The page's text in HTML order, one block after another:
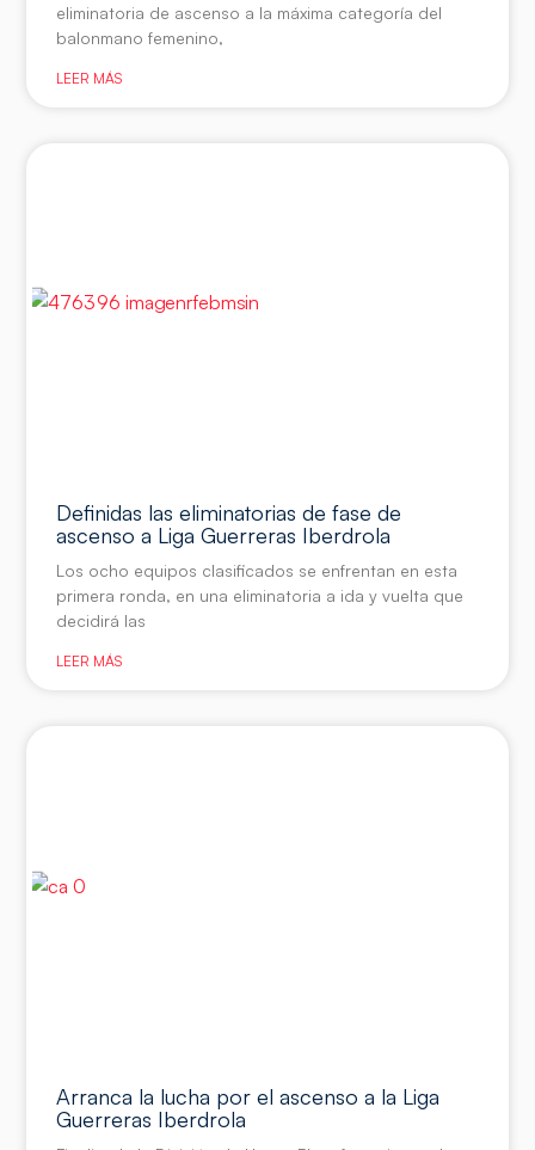
eliminatoria de ascenso a la máxima categoría del
balonmano femenino,
LEER MÁS
Definidas las eliminatorias de fase de
ascenso a Liga Guerreras Iberdrola
Los ocho equipos clasificados se enfrentan en esta
primera ronda, en una eliminatoria a ida y vuelta que
decidirá las
LEER MÁS
Arranca la lucha por el ascenso a la Liga
Guerreras Iberdrola